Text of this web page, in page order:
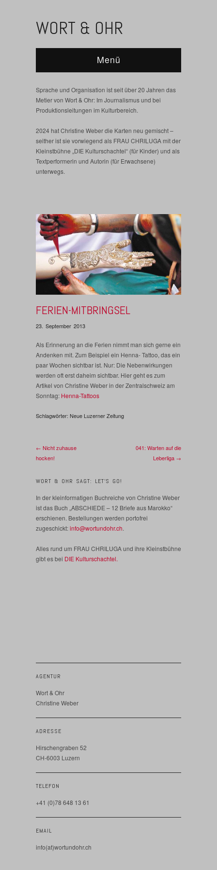
WORT & OHR
Menü
Sprache und Organisation ist seit über 20 Jahren das
Metier von Wort & Ohr: Im Journalismus und bei
Produktionsleitungen im Kulturbereich.
2024 hat Christine Weber die Karten neu gemischt –
seither ist sie vorwiegend als FRAU CHRILUGA mit der
Kleinstbühne „DIE Kulturschachtel“ (für Kinder) und als
Textperformerin und Autorin (für Erwachsene)
unterwegs.
FERIEN-MITBRINGSEL
23. September 2013
Als Erinnerung an die Ferien nimmt man sich gerne ein
Andenken mit. Zum Beispiel ein Henna- Tattoo, das ein
paar Wochen sichtbar ist. Nur: Die Nebenwirkungen
werden oft erst daheim sichtbar. Hier geht es zum
Artikel von Christine Weber in der Zentralschweiz am
Sonntag: Henna-Tattoos
Schlagwörter: Neue Luzerner Zeitung
← Nicht zuhause
hocken!
041: Warten auf die
Leberliga →
WORT & OHR SAGT: LET’S GO!
In der kleinformatigen Buchreiche von Christine Weber
ist das Buch „ABSCHIEDE – 12 Briefe aus Marokko“
erschienen. Bestellungen werden portofrei
zugeschickt:info@wortundohr.ch.
Alles rund um FRAU CHRILUGA und ihre Kleinstbühne
gibt es bei DIE Kulturschachtel.
AGENTUR
Wort & Ohr
Christine Weber
ADRESSE
Hirschengraben 52
CH-6003 Luzern
TELEFON
+41 (0)78 648 13 61
EMAIL
info(at)wortundohr.ch